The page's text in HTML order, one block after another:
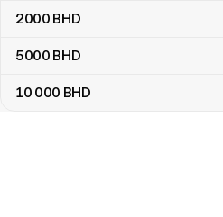
2000 BHD
5000 BHD
10 000 BHD